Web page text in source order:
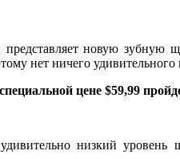
представляет новую зубную
нет ничего
цене $59,99
низкий